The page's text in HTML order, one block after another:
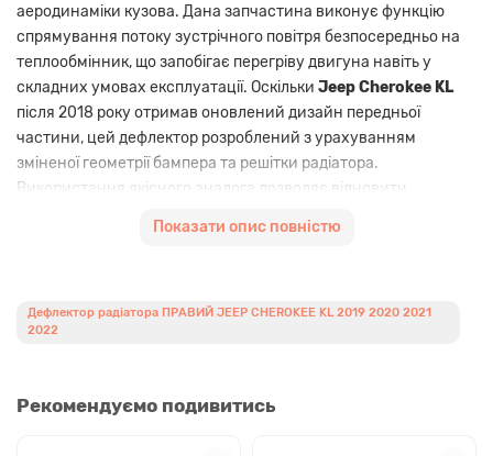
аеродинаміки кузова. Дана запчастина виконує функцію
спрямування потоку зустрічного повітря безпосередньо на
теплообмінник, що запобігає перегріву двигуна навіть у
складних умовах експлуатації. Оскільки Jeep Cherokee KL
після 2018 року отримав оновлений дизайн передньої
частини, цей дефлектор розроблений з урахуванням
зміненої геометрії бампера та решітки радіатора.
Використання якісного аналога дозволяє відновити
температур та зберігає еластичність під час зимових
інтенсивного міського трафіку.Якісний аналог
Показати опис повністю
Дефлектор радіатора ПРАВИЙ JEEP CHEROKEE KL 2019 2020 2021
2022
Рекомендуємо подивитись